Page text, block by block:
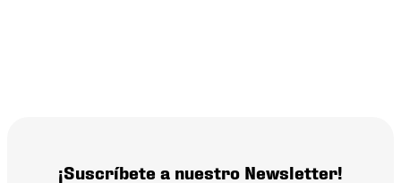
¡Suscríbete a nuestro Newsletter!